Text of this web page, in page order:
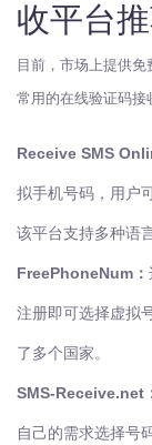
收平台
目前，市场上提供
常用的在线验证码接
Receive SMS
拟手机号码，用户
该平台支持多种语
FreePhoneNum：
注册即可选择虚拟
了多个国家。
SMS-Receive.net
自己的需求选择号